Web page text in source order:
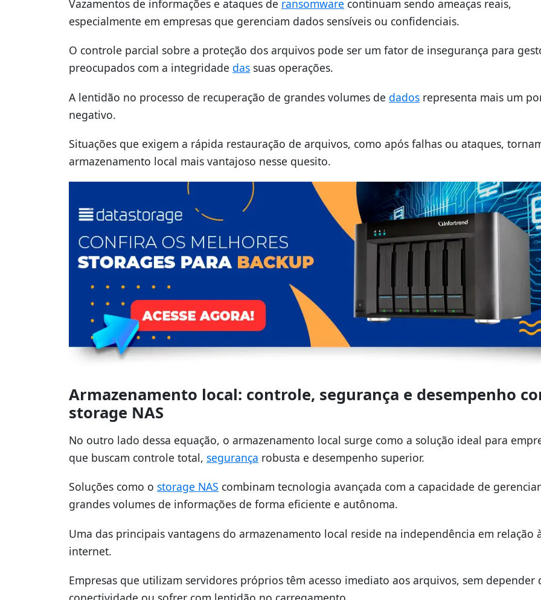
Vazamentos de informações e ataques de ransomware continuam sendo ameaças reais,
especialmente em empresas que gerenciam dados sensíveis ou confidenciais.
O controle parcial sobre a proteção dos arquivos pode ser um fator de insegurança para
preocupados com a integridade das suas operações.
A lentidão no processo de recuperação de grandes volumes de dados representa mais um
negativo.
Situações que exigem a rápida restauração de arquivos, como após falhas ou ataques,
armazenamento local mais vantajoso nesse quesito.
Armazenamento local: controle, segurança e desempenho
storage NAS
No outro lado dessa equação, o armazenamento local surge como a solução ideal para
que buscam controle total, segurança robusta e desempenho superior.
Soluções como o storage NAS combinam tecnologia avançada com a capacidade de gerenciar
grandes volumes de informações de forma eficiente e autônoma.
Uma das principais vantagens do armazenamento local reside na independência em relação
internet.
Empresas que utilizam servidores próprios têm acesso imediato aos arquivos, sem depender